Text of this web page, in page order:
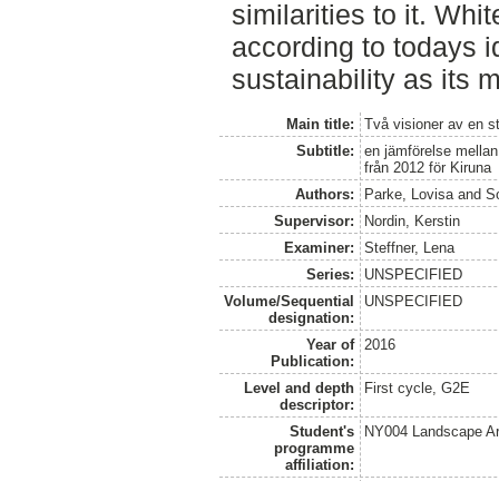
similarities to it.
according to todays
sustainability as its
Main title:
Två visioner av en
Subtitle:
en jämförelse
från 2012 för Kiruna
Authors:
Parke, Lovisa and
Supervisor:
Nordin, Kerstin
Examiner:
Steffner, Lena
Series:
UNSPECIFIED
Volume/Sequential
designation:
UNSPECIFIED
Year of
Publication:
2016
Level and depth
descriptor:
First cycle, G2E
Student's
programme
affiliation:
NY004 Landscape